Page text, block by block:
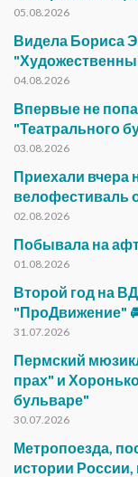
05.08.2026
Видела Бориса
04.08.2026
Впервые не
"Театрального
03.08.2026
Приехали вчера
велофестиваль
02.08.2026
Побывала на
01.08.2026
Второй год на
"ПроДвижение"
31.07.2026
Пермский
прах" и
бульваре"
30.07.2026
Метропоезда,
истории России,